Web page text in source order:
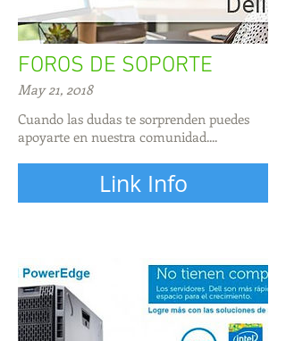
FOROS DE SOPORTE
May 21, 2018
Cuando las dudas te sorprenden puedes
apoyarte en nuestra comunidad....
Link Info